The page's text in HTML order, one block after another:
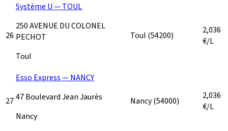
26
Système U — TOUL
250 AVENUE DU COLONEL
PECHOT
Toul
Toul (54200)
2,036
€/L
27
Esso Express — NANCY
47 Boulevard Jean Jaurès
Nancy
Nancy(54000)
2,036
€/L